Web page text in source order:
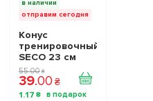
в наличии
отправим сегодня
Конус
тренировочный
SECO 23 см
цвет: синий
55.00 ₴
39.00 ₴
1.17 ₴